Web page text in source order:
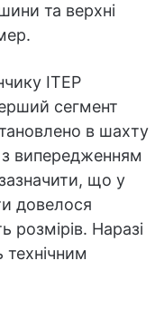
та верхні
ІТЕР
сегмент
в шахту
з випередженням
що у
довелося
розмірів. Наразі
технічним